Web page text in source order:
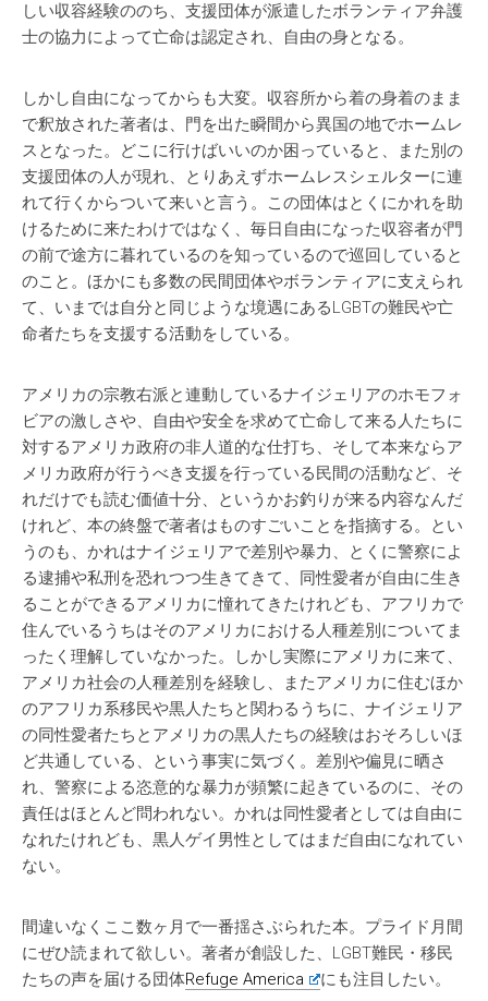
しい収容経験ののち、支援団体が派遣したボランティア弁護
士の協力によって亡命は認定され、自由の身となる。
しかし自由になってからも大変。収容所から着の身着のまま
で釈放された著者は、門を出た瞬間から異国の地でホームレ
スとなった。どこに行けばいいのか困っていると、また別の
支援団体の人が現れ、とりあえずホームレスシェルターに連
れて行くからついて来いと言う。この団体はとくにかれを助
けるために来たわけではなく、毎日自由になった収容者が門
の前で途方に暮れているのを知っているので巡回していると
のこと。ほかにも多数の民間団体やボランティアに支えられ
て、いまでは自分と同じような境遇にあるLGBTの難民や亡
命者たちを支援する活動をしている。
アメリカの宗教右派と連動しているナイジェリアのホモフォ
ビアの激しさや、自由や安全を求めて亡命して来る人たちに
対するアメリカ政府の非人道的な仕打ち、そして本来ならア
メリカ政府が行うべき支援を行っている民間の活動など、そ
れだけでも読む価値十分、というかお釣りが来る内容なんだ
けれど、本の終盤で著者はものすごいことを指摘する。とい
うのも、かれはナイジェリアで差別や暴力、とくに警察によ
る逮捕や私刑を恐れつつ生きてきて、同性愛者が自由に生き
ることができるアメリカに憧れてきたけれども、アフリカで
住んでいるうちはそのアメリカにおける人種差別についてま
ったく理解していなかった。しかし実際にアメリカに来て、
アメリカ社会の人種差別を経験し、またアメリカに住むほか
のアフリカ系移民や黒人たちと関わるうちに、ナイジェリア
の同性愛者たちとアメリカの黒人たちの経験はおそろしいほ
ど共通している、という事実に気づく。差別や偏見に晒さ
れ、警察による恣意的な暴力が頻繁に起きているのに、その
責任はほとんど問われない。かれは同性愛者としては自由に
なれたけれども、黒人ゲイ男性としてはまだ自由になれてい
ない。
間違いなくここ数ヶ月で一番揺さぶられた本。プライド月間
にぜひ読まれて欲しい。著者が創設した、LGBT難民・移民
たちの声を届ける団体Refuge America にも注目したい。